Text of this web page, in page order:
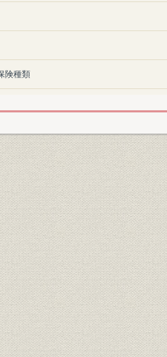
険種類
益
日生命(昭和二六~三三年)
当社の経営
界